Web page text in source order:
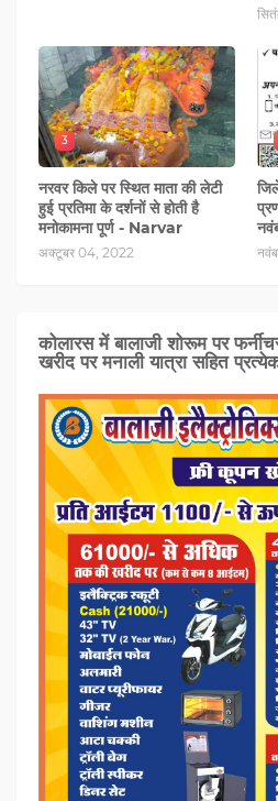
3
नरवर किले पर स्थित माता की लेटी
हुई प्रतिमा के दर्शनों से होती है
मनोकामना पूर्ण - Narvar
अक्टूबर 04, 2022
कोलारस में बालाजी शोरूम पर
खरीद पर मनाली यात्रा सहित